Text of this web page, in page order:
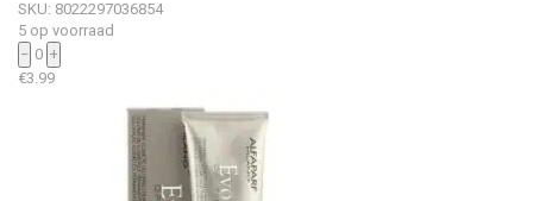
SKU: 8022297036854
5 op voorraad
− 0 +
€3.99